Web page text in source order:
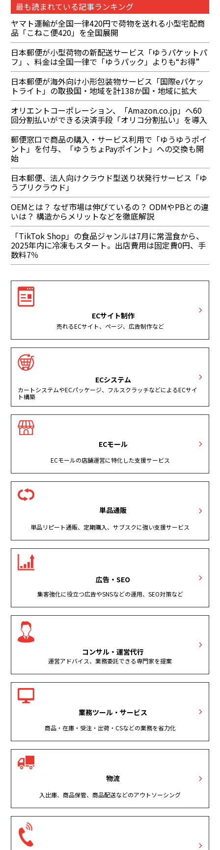
最も読まれている記事ランキング
ヤマト運輸が全国一律420円で荷物を送れる小型宅配商
品「こねこ便420」を全国展開
日本郵便が小型荷物の新配送サービス「ゆうパケットパ
フ」、料金は全国一律で「ゆうパック」よりも“お得”
日本郵便が海外向け小形包装物サービス「国際eパケッ
トライト」の取扱国・地域を計138か国・地域に拡大
オリエントコーポレーション、「Amazon.co.jp」へ60
回分割払いができる決済手段「オリコ分割払い」を導入
郵便窓口で商品の購入・サービス利用で「ゆうゆうポイ
ント」を付与、「ゆうちょPayポイント」への交換も開
始
日本郵便、法人向けクラウド型送り状発行サービス「ゆ
うプリクラウド」
OEMとは？ なぜ市場は伸びているの？ ODMやPBとの違
いは？ 構造からメリットなどを徹底解説
「TikTok Shop」の食品ジャンルは7月に常温食から、
2025年内に冷凍もスタート。出店費用は固定費0円、手
数料7％
ECサイト制作
売れるECサイト、ページ、広告制作など
ECシステム
カートシステムやECパッケージ、フルスクラッチなどによるECサイ
ト構築
ECモール
ECモールの店舗運営に特化した支援サービス
単品通販
単品リピート通販、定期購入、サブスクに強い支援サービス
広告・SEO
集客強化に役立つ広告やSNSなどの運用、SEO対策など
コンサル・運営代行
運営アドバイス、業務委託できる専門家を提案
業務ツール・サービス
商品・在庫・受注・出荷・CSなどの業務を省力化
物流
入出庫、商品保管、商品配送などのアウトソーシング